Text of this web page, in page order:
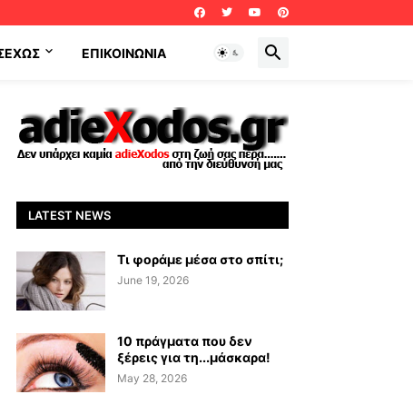
ΕΠΙΚΟΙΝΩΝΊΑ
LATEST NEWS
Τι φοράμε μέσα στο σπίτι;
June 19, 2026
10 πράγματα που δεν
ξέρεις για τη...μάσκαρα!
May 28, 2026